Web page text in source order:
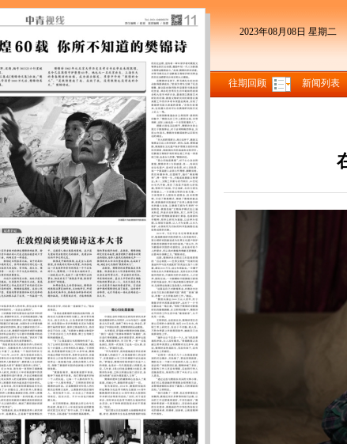
2023年08月08日 星期二
往期回顾 新闻列表